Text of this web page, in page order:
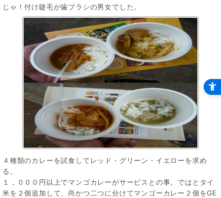
じゃ！付け睫毛が歯ブラシの男女でした。
４種類のカレーを試食してレッド・グリーン・イエローを求め
る。
１，０００円以上でマンゴカレーがサービスとの事。ではとタイ
米を２個追加して、尚かつ二つに分けてマンゴーカレー２個をGE